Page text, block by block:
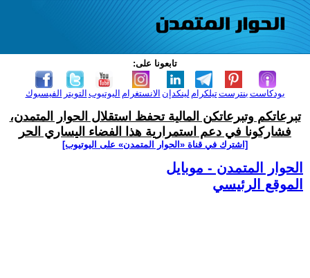
تابعونا على:
الفيسبوك التويتر اليوتيوب الانستغرام لينكدإن تيلكرامبنترست بودكاست
تبرعاتكم وتبرعاتكن المالية تحفظ استقلال الحوار المتمدن،
فشاركونا في دعم استمرارية هذا الفضاء اليساري الحر
[اشترك في قناة ‫«الحوار المتمدن» على اليوتيوب]
الحوار المتمدن - موبايل
الموقع الرئيسي